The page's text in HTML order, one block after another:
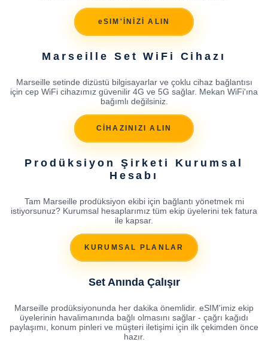
eSIM'İNİZİ ALIN
Marseille Set WiFi Cihazı
Marseille setinde dizüstü bilgisayarlar ve çoklu cihaz bağlantısı
için cep WiFi cihazımız güvenilir 4G ve 5G sağlar. Mekan WiFi'ına
bağımlı değilsiniz.
CİHAZINIZI ALIN
Prodüksiyon Şirketi Kurumsal
Hesabı
Tam Marseille prodüksiyon ekibi için bağlantı yönetmek mi
istiyorsunuz? Kurumsal hesaplarımız tüm ekip üyelerini tek fatura
ile kapsar.
KURUMSAL PLANLAR
Set Anında Çalışır
Marseille prodüksiyonunda her dakika önemlidir. eSIM'imiz ekip
üyelerinin havalimanında bağlı olmasını sağlar - çağrı kağıdı
paylaşımı, konum pinleri ve müşteri iletişimi için ilk çekimden önce
hazır.